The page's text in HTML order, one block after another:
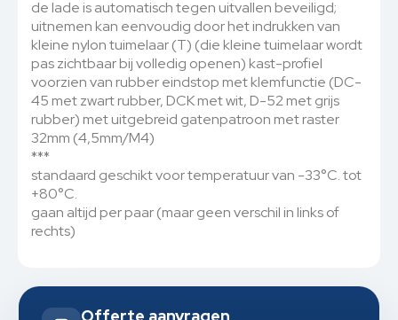
de lade is automatisch tegen uitvallen beveiligd;
uitnemen kan eenvoudig door het indrukken van
kleine nylon tuimelaar (T) (die kleine tuimelaar wordt
pas zichtbaar bij volledig openen) kast-profiel
voorzien van rubber eindstop met klemfunctie (DC-
45 met zwart rubber, DCK met wit, D-52 met grijs
rubber) met uitgebreid gatenpatroon met raster
32mm (4,5mm/M4)
***
standaard geschikt voor temperatuur van -33°C. tot
+80°C.
gaan altijd per paar (maar geen verschil in links of
rechts)